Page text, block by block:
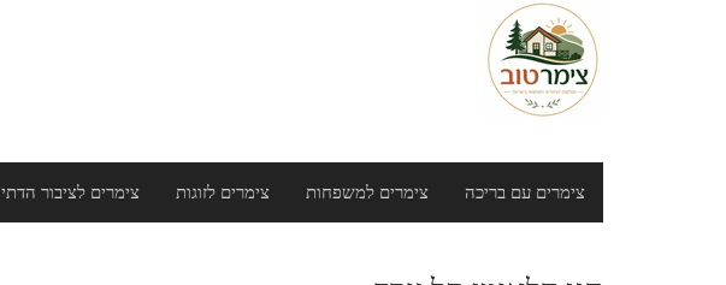
צימרים עם בריכה צימרים למשפחות צימרים לזוגות צימרים לציבור הדתי